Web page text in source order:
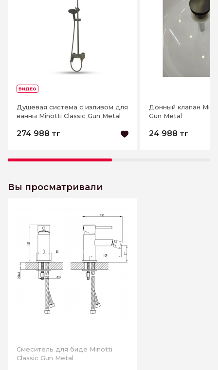
ВИДЕО
Душевая система c изливом для
ванны Minotti Classic Gun Metal
274 988 тг
Донный клапан
Gun Metal
24 988 тг
Вы просматривали
Смеситель для биде Minotti
Classic Gun Metal